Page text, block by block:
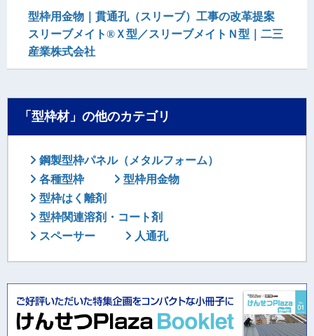
型枠用金物｜貫通孔（スリーブ）工事の改革提案
スリーブメイト®Ｘ型／スリーブメイトＮ型｜二三
産業株式会社
「型枠材」の他のカテゴリ
鋼製型枠パネル（メタルフォーム）
各種型枠
型枠用金物
型枠はく離剤
型枠関連溶剤・コート剤
スペーサー
人通孔